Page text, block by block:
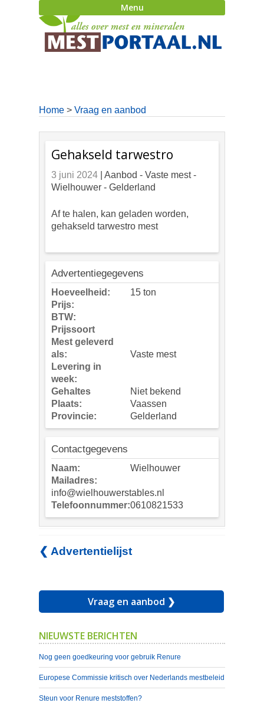
Menu
Home > Vraag en aanbod
Gehakseld tarwestro
3 juni 2024 | Aanbod - Vaste mest -
Wielhouwer - Gelderland
Af te halen, kan geladen worden,
gehakseld tarwestro mest
Advertentiegegevens
Hoeveelheid:
15 ton
Prijs:
BTW:
Prijssoort
Mest geleverd
als:
Vaste mest
Levering in
week:
Gehaltes
Niet bekend
Plaats:
Vaassen
Provincie:
Gelderland
Contactgegevens
Naam:
Wielhouwer
Mailadres:
info@wielhouwerstables.nl
Telefoonnummer:0610821533
❮ Advertentielijst
Vraag en aanbod ❯
NIEUWSTE BERICHTEN
Nog geen goedkeuring voor gebruik Renure
Europese Commissie kritisch over Nederlands mestbeleid
Steun voor Renure meststoffen?